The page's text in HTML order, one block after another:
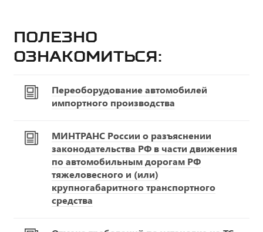
Полезно
ознакомиться:
Переоборудование автомобилей
импортного производства
МИНТРАНС России о разъяснении
законодательства РФ в части движения
по автомобильным дорогам РФ
тяжеловесного и (или)
крупногабаритного транспортного
средства